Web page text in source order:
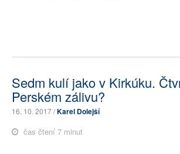
Sedm kulí jako v Kirkúku.
Perském zálivu?
16. 10. 2017 /Karel Dolejší
čas čtení 7 minut